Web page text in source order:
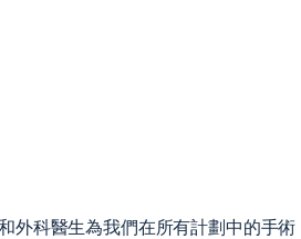
外科醫生為我們在所有計劃中的手術